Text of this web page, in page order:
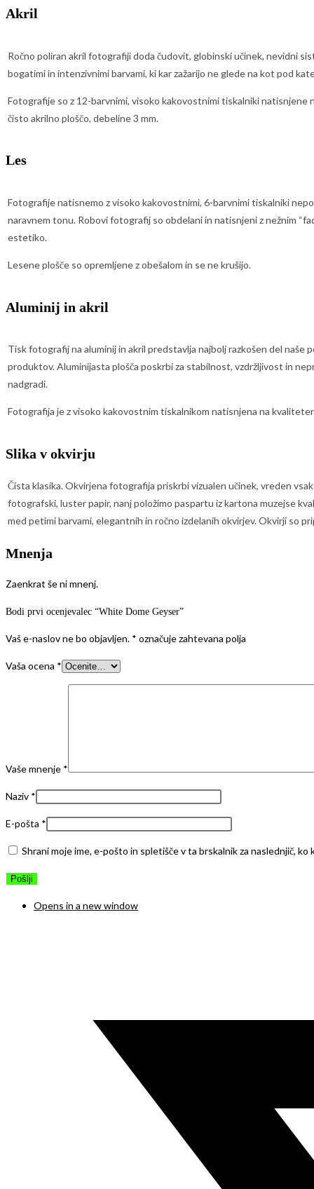
Akril
Ročno poliran akril fotografiji doda čudovit, globinski učinek, nevidni
bogatimi in intenzivnimi barvami, ki kar zažarijo ne glede na kot pod
Fotografije so z 12-barvnimi, visoko kakovostnimi tiskalniki
čisto akrilno ploščo, debeline 3 mm.
Les
Fotografije natisnemo z visoko kakovostnimi, 6-barvnimi tiskalniki
naravnem tonu. Robovi fotografij so obdelani in natisnjeni z nežnim
estetiko.
Lesene plošče so opremljene z obešalom in se ne krušijo.
Aluminij in akril
Tisk fotografij na aluminij in akril predstavlja najbolj razkošen del naše
produktov. Aluminijasta plošča poskrbi za stabilnost, vzdržljivost in
nadgradi.
Fotografija je z visoko kakovostnim tiskalnikom natisnjena na
Slika v okvirju
Čista klasika. Okvirjena fotografija priskrbi vizualen učinek, vreden
fotografski, luster papir, nanj položimo paspartu iz kartona muzejse
med petimi barvami, elegantnih in ročno izdelanih okvirjev. Okvirji so
Mnenja
Zaenkrat še ni mnenj.
Bodi prvi ocenjevalec “White Dome Geyser”
Vaš e-naslov ne bo objavljen. * označuje zahtevana polja
Vaša ocena *
Vaše mnenje *
Naziv *
E-pošta *
Shrani moje ime, e-pošto in spletišče v ta brskalnik za naslednjič, ko
Opens in a new window